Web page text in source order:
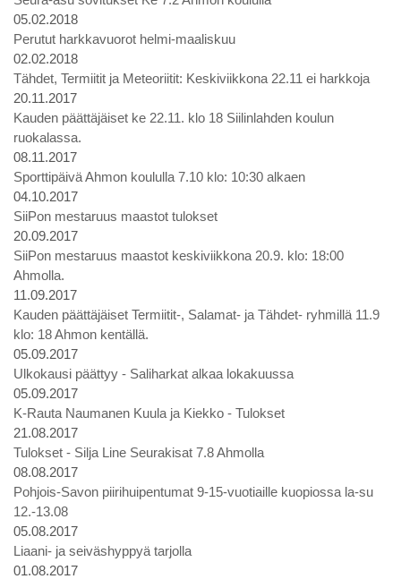
05.02.2018
Perutut harkkavuorot helmi-maaliskuu
02.02.2018
Tähdet, Termiitit ja Meteoriitit: Keskiviikkona 22.11 ei harkkoja
20.11.2017
Kauden päättäjäiset ke 22.11. klo 18 Siilinlahden koulun
ruokalassa.
08.11.2017
Sporttipäivä Ahmon koululla 7.10 klo: 10:30 alkaen
04.10.2017
SiiPon mestaruus maastot tulokset
20.09.2017
SiiPon mestaruus maastot keskiviikkona 20.9. klo: 18:00
Ahmolla.
11.09.2017
Kauden päättäjäiset Termiitit-, Salamat- ja Tähdet- ryhmillä 11.9
klo: 18 Ahmon kentällä.
05.09.2017
Ulkokausi päättyy - Saliharkat alkaa lokakuussa
05.09.2017
K-Rauta Naumanen Kuula ja Kiekko - Tulokset
21.08.2017
Tulokset - Silja Line Seurakisat 7.8 Ahmolla
08.08.2017
Pohjois-Savon piirihuipentumat 9-15-vuotiaille kuopiossa la-su
12.-13.08
05.08.2017
Liaani- ja seiväshyppyä tarjolla
01.08.2017